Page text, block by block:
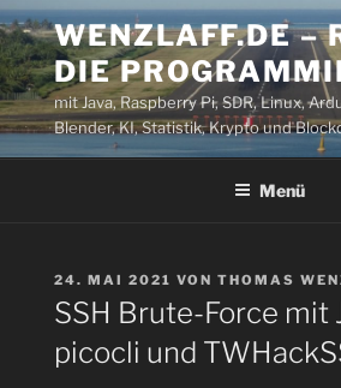
Zum
Inhalt
springen
WENZLAFF.DE –
DIE
mit Java, Raspberry Pi, SDR, Linux,
Blender, KI, Statistik, Krypto und
Menü
VERÖFFENTLICHT
AM
24. MAI 2021 VON THOMAS
SSH Brute-Force mit
picocli und